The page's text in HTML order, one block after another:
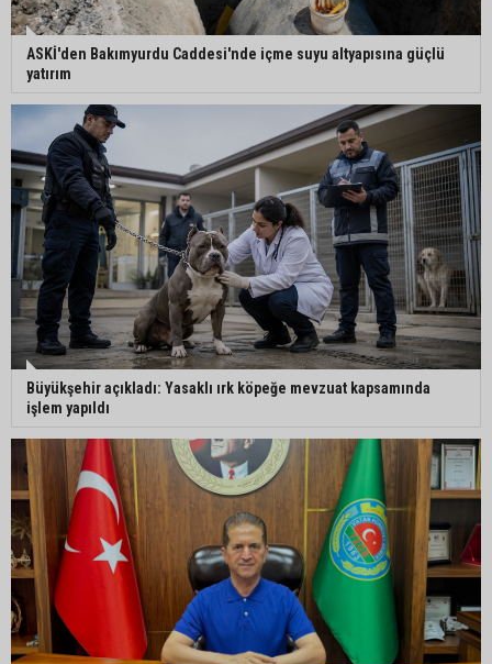
ASKİ'den Bakımyurdu Caddesi'nde içme suyu altyapısına güçlü
yatırım
Büyükşehir açıkladı: Yasaklı ırk köpeğe mevzuat kapsamında
işlem yapıldı